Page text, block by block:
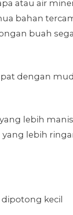
atau air
bahan
buah
dengan
lebih
lebih
kecil